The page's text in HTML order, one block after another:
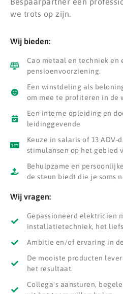
we trots op zijn.
Wij bieden:
Cao metaal en techniek en
pensioenvoorziening.
Een winstdeling als
om mee te profiteren in de
Een interne opleiding en
leidinggevende
Keuze in salaris of 13 ADV-
stimulansen op het gebied
Behulpzame en
de steun biedt die je soms
Wij vragen:
Gepassioneerd elektricien
installatietechniek, het
Ambitie en/of ervaring in
De mooiste producten
het resultaat.
Collega's aansturen,